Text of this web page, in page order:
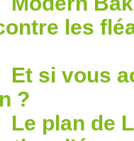
les
Et si vous
?
Le plan de